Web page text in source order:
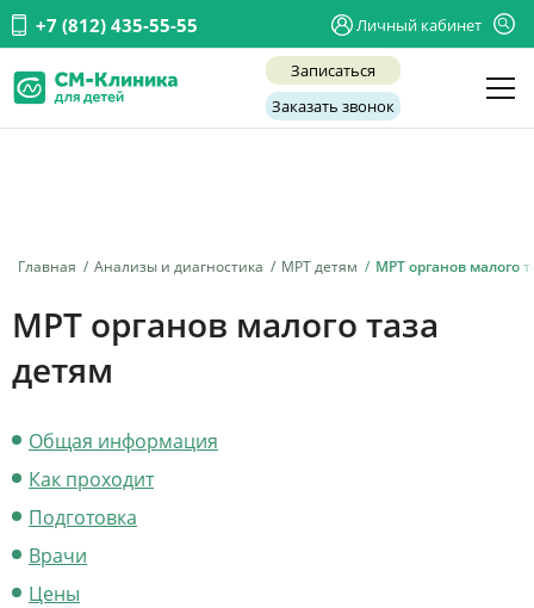
+7 (812) 435-55-55 Личный кабинет
Записаться
Заказать звонок
Главная Анализы и диагностика МРТ детям МРТ органов малого
МРТ органов малого таза
детям
Общая информация
Как проходит
Подготовка
Врачи
Цены
Услуги
Заболевания
Акции
Отзывы
Контакты